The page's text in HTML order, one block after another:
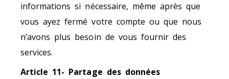
informations si nécessaire, même après que
vous ayez fermé votre compte ou que nous
n’avons plus besoin de vous fournir des
services.
Article 11- Partage des données